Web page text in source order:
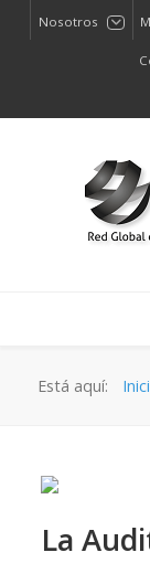
Nosotros
Está aquí:
La